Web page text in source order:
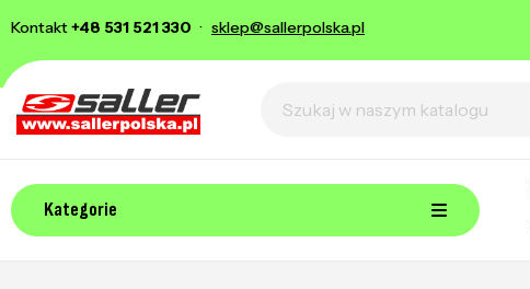
Kontakt+48 531 521 330 · sklep@sallerpolska.pl
Kategorie